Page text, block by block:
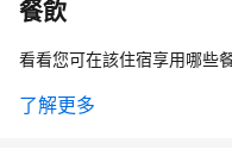
餐飲
看看您可在該住宿享用哪些
了解更多